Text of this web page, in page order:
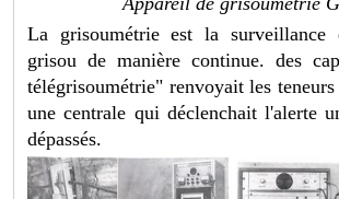
La grisoumétrie est la surveillance
grisou de manière continue. des
télégrisoumétrie" renvoyait les
une centrale qui déclenchait l'alerte
dépassés.